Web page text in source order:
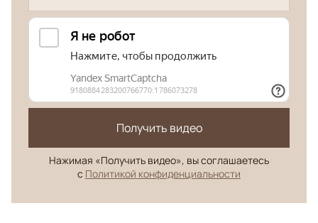
Получить видео
Нажимая «Получить видео», вы соглашаетесь
с Политикой конфиденциальности